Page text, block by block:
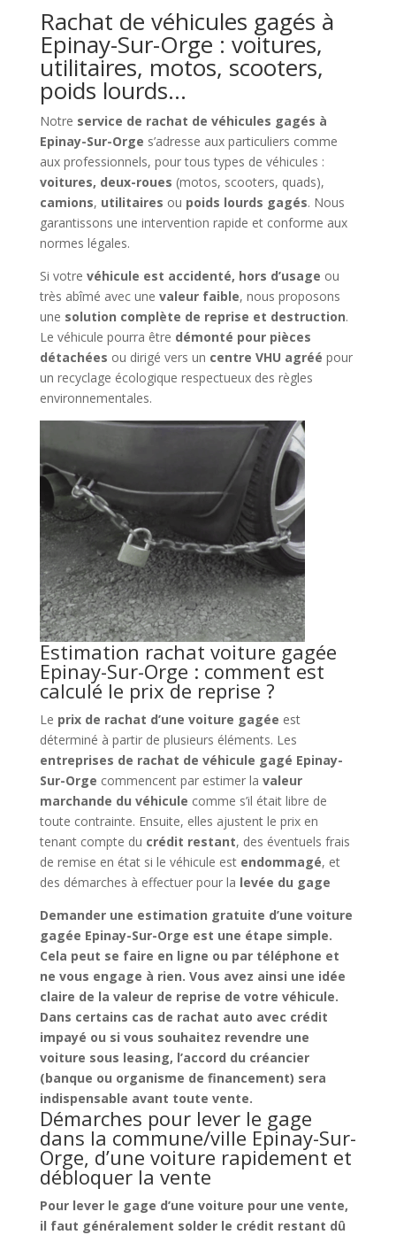
Rachat de véhicules gagés à
Epinay-Sur-Orge : voitures,
utilitaires, motos, scooters,
poids lourds…
Notre service de rachat de véhicules gagés à
Epinay-Sur-Orge s’adresse aux particuliers comme
aux professionnels, pour tous types de véhicules :
voitures, deux-roues (motos, scooters, quads),
camions, utilitaires ou poids lourds gagés. Nous
garantissons une intervention rapide et conforme aux
normes légales.
Si votre véhicule est accidenté, hors d’usage ou
très abîmé avec une valeur faible, nous proposons
une solution complète de reprise et destruction.
Le véhicule pourra être démonté pour pièces
détachées ou dirigé vers un centre VHU agréé pour
un recyclage écologique respectueux des règles
environnementales.
Estimation rachat voiture gagée
Epinay-Sur-Orge : comment est
calculé le prix de reprise ?
Le prix de rachat d’une voiture gagée est
déterminé à partir de plusieurs éléments. Les
entreprises de rachat de véhicule gagé Epinay-
Sur-Orge commencent par estimer la valeur
marchande du véhicule comme s’il était libre de
toute contrainte. Ensuite, elles ajustent le prix en
tenant compte du crédit restant, des éventuels frais
de remise en état si le véhicule est endommagé, et
des démarches à effectuer pour la levée du gage
Demander une estimation gratuite d’une voiture
gagée Epinay-Sur-Orge est une étape simple.
Cela peut se faire en ligne ou par téléphone et
ne vous engage à rien. Vous avez ainsi une idée
claire de la valeur de reprise de votre véhicule.
Dans certains cas de rachat auto avec crédit
impayé ou si vous souhaitez revendre une
voiture sous leasing, l’accord du créancier
(banque ou organisme de financement) sera
indispensable avant toute vente.
Démarches pour lever le gage
dans la commune/ville Epinay-Sur-
Orge, d’une voiture rapidement et
débloquer la vente
Pour lever le gage d’une voiture pour une vente,
il faut généralement solder le crédit restant dû